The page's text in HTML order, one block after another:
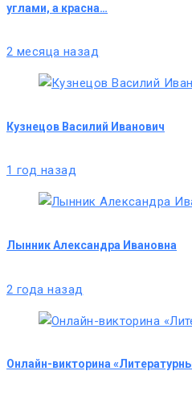
углами, а красна…
2 месяца назад
Кузнецов Василий Иванович
1 год назад
Лынник Александра Ивановна
2 года назад
Онлайн-викторина